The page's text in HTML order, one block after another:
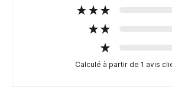
Calculé à partir de 1 avis